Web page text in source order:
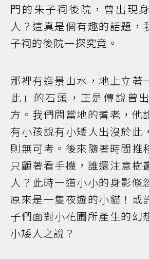
門的朱子祠後院，曾出現
人？這真是個有趣的話題，
子祠的後院一探究竟。
那裡有造景山水，地上立著
此」的石頭，正是傳說曾
方。我們問當地的耆老，他
有小孩說有小矮人出沒於此
則無可考。後來隨著時間推
只顧著看手機，誰還注意樹
人？此時一道小小的身影
原來是一隻夜遊的小貓！或
子們面對小花圃所產生的幻
小矮人之說？